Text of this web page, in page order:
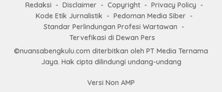
Redaksi Disclaimer Copyright
Privacy Policy
Kode Etik Jurnalistik
Pedoman Media Siber
Standar Perlindungan Profesi Wartawan
Tervefikasi di Dewan Pers
©nuansabengkulu.com diterbitkan oleh PT Media Ternama
Jaya. Hak cipta dilindungi undang-undang
Versi Non AMP